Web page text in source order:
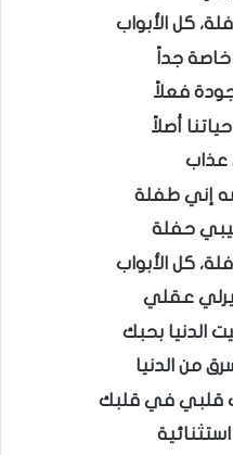
كل الأبواب
خاصة جداً
فعلاً
أصلاً
عذاب
إني طفلة
حفلة
كل الأبواب
عقلي
الدنيا بحبك
من الدنيا
قلبي في قلبك
استثنائية